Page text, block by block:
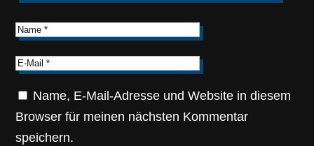
Name, E-Mail-Adresse und Website in diesem
Browser für meinen nächsten Kommentar
speichern.